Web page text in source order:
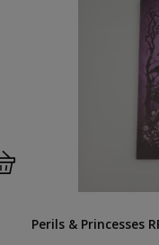
Perils & Princesses